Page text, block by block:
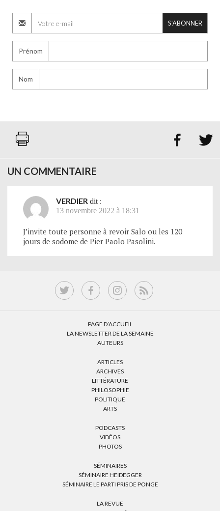
S'ABONNER
Prénom
Nom
 
UN COMMENTAIRE
VERDIER dit :
13 novembre 2022 à 18:31
J’invite toute personne à revoir Salo ou les 120
jours de sodome de Pier Paolo Pasolini.
PAGE D’ACCUEIL
LA NEWSLETTER DE LA SEMAINE
AUTEURS
ARTICLES
ARCHIVES
LITTÉRATURE
PHILOSOPHIE
POLITIQUE
ARTS
PODCASTS
VIDÉOS
PHOTOS
SÉMINAIRES
SÉMINAIRE HEIDEGGER
SÉMINAIRE LE PARTI PRIS DE PONGE
LA REVUE